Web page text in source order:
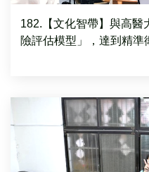
182.【文化智帶】與高醫
險評估模型」，達到精準